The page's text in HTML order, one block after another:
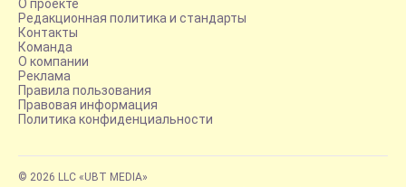
О проекте
Редакционная политика и стандарты
Контакты
Команда
О компании
Реклама
Правила пользования
Правовая информация
Политика конфиденциальности
© 2026 LLC «UBT MEDIA»